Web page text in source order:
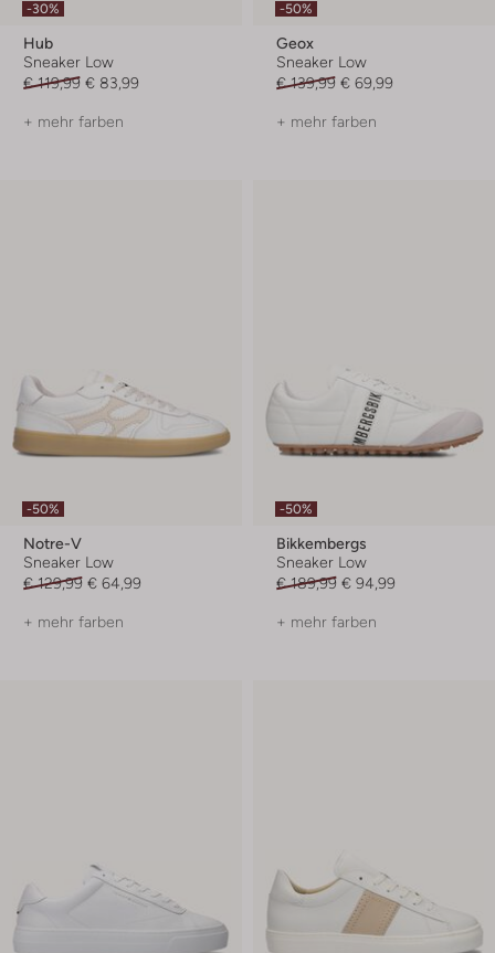
-30%
Hub
Sneaker Low
€ 119,99 € 83,99
+ mehr farben
-50%
Geox
Sneaker Low
€ 139,99 € 69,99
+ mehr farben
-50%
Notre-V
Sneaker Low
€ 129,99 € 64,99
+ mehr farben
-50%
Bikkembergs
Sneaker Low
€ 189,99 € 94,99
+ mehr farben